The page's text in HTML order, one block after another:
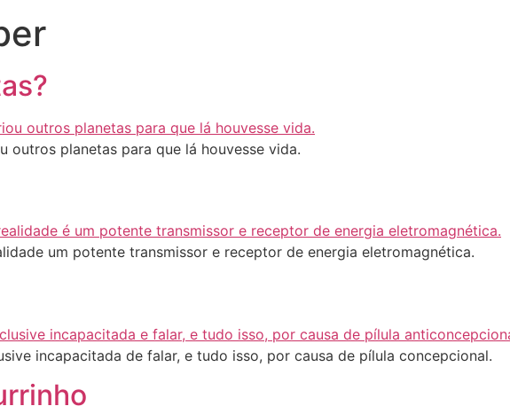
outros planetas para que lá houvesse vida.
um potente transmissor e receptor de energia eletromagnética.
incapacitada de falar, e tudo isso, por causa de pílula concepcional.